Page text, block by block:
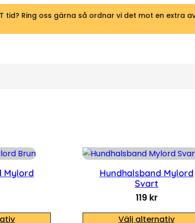
tid? Ring oss gärna så ordnar vi det mot en extra
Mylord
Hundhalsband Mylord
Svart
119 kr
Välj alternativ